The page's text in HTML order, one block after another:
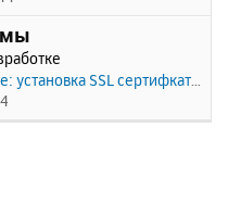
установка SSL сертифката